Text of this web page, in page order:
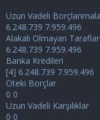
Uzun Vadeli
6.248.739 7.959.496
Alakalı Olmayan
6.248.739 7.959.496
Banka Kredileri
[4] 6.248.739 7.959.496
Öteki Borçlar
0 0
Uzun Vadeli Karşılıklar
0 0